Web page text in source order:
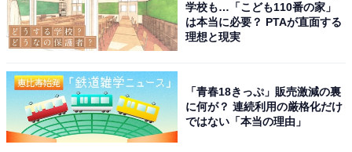
学校も…「こども110番の家」
は本当に必要？ PTAが直面する
理想と現実
「青春18きっぷ」販売激減の裏
に何が？ 連続利用の厳格化だけ
ではない「本当の理由」